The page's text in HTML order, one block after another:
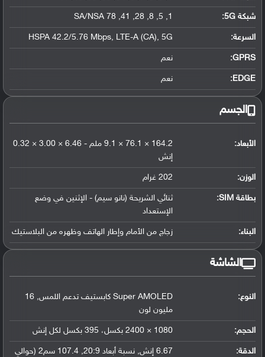
شبكة 5G :
1, 5, 8, 28, 41, 78 SA/NSA
السرعة: HSPA 42.2/5.76 Mbps, LTE-A (CA), 5G
GPRS: نعم
EDGE: نعم
الجسم
الأبعاد:
164.2 × 76.1 × 9.1 ملم - 6.46 × 3.00 × 0.32
إنش
الوزن: 202 غرام
بطاقة SIM:
ثنائي الشريحة (نانو سيم) - الإثنين في وضع
الإستعداد
البناء: زجاج من الأمام وإطار الهاتف وظهره من البلاستيك
الشاشة
النوع:
Super AMOLED كابستيف تدعم اللمس, 16
مليون لون
الحجم: 1080 × 2400 بكسل، 395 بكسل لكل إنش
الدقة:
6.67 إنش, نسبة أبعاد 20:9, 107.4 سم2 (حوالي